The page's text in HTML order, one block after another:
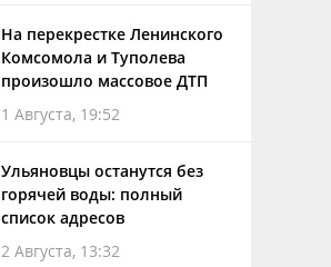
На перекрестке Ленинского
Комсомола и Туполева
произошло массовое ДТП
1 Августа, 19:52
Ульяновцы останутся без
горячей воды: полный
список адресов
2 Августа, 13:32